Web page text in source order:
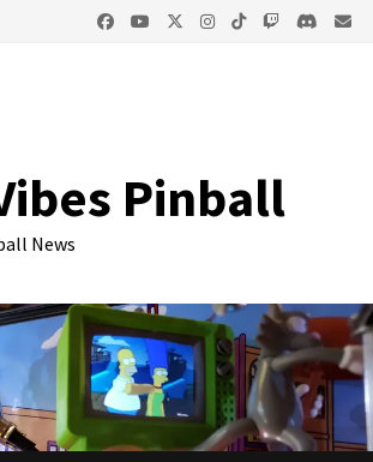
Pinball
News